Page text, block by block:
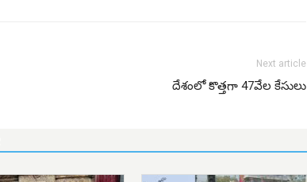
Next article
దేశంలో కొత్తగా 47వేల కేసులు